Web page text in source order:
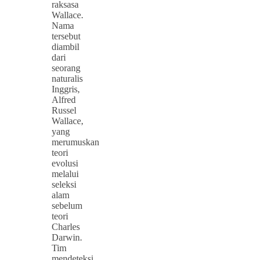
raksasa
Wallace.
Nama
tersebut
diambil
dari
seorang
naturalis
Inggris,
Alfred
Russel
Wallace,
yang
merumuskan
teori
evolusi
melalui
seleksi
alam
sebelum
teori
Charles
Darwin.
Tim